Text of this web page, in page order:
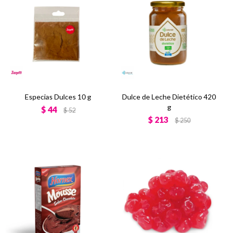
Especias Dulces 10 g
$ 44 $52
Dulce de Leche Dietético 420
g
$ 213 $250